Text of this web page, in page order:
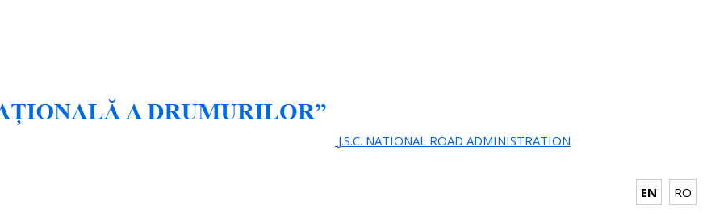
J.S.C. NATIONAL ROAD ADMINISTRATION
EN RO